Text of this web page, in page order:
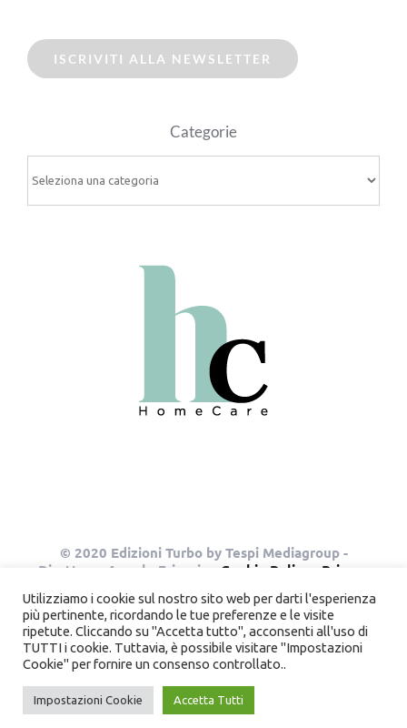
ISCRIVITI ALLA NEWSLETTER
Categorie
© 2020 Edizioni Turbo by Tespi Mediagroup -
Direttore: Angelo Frigerio - Cookie Policy
Privacy
InstagramPinterest
Utilizziamo i cookie sul nostro sito web per darti l'esperienza
più pertinente, ricordando le tue preferenze e le visite
ripetute. Cliccando su "Accetta tutto", acconsenti all'uso di
TUTTI i cookie. Tuttavia, è possibile visitare "Impostazioni
Cookie" per fornire un consenso controllato..
Impostazioni Cookie Accetta Tutti